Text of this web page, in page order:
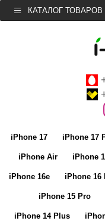
КАТАЛОГ ТОВАРОВ
iPhone 17 iPhone 17
iPhone Air iPhone
iPhone 16e iPhone 16
iPhone 15 Pro
iPhone 14 Plus